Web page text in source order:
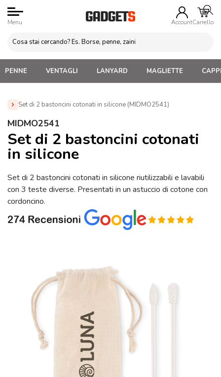
Menu AccountCarrello
PENNE VENTAGLI LANYARD MAGLIETTE
Set di 2 bastoncini cotonati in silicone (MIDMO2541)
Home » Regali personalizzati per lei
MIDMO2541
Set di 2 bastoncini cotonati
in silicone
Set di 2 bastoncini cotonati in silicone riutilizzabili e lavabili
con 3 teste diverse. Presentati in un astuccio di cotone con
cordoncino.